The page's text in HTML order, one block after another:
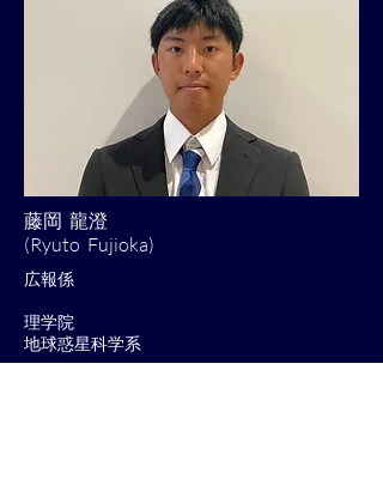
藤岡 龍澄
(Ryuto Fujioka)
​広報係
​理学院
​地球惑星科学系